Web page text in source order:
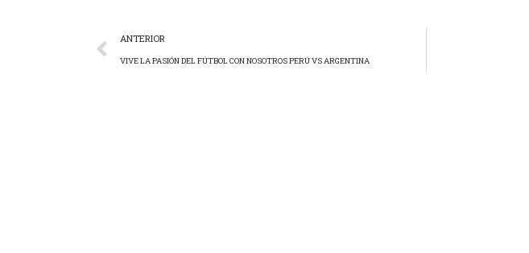
ANTERIOR
VIVE LA PASIÓN DEL FÚTBOL CON NOSOTROS PERÚ VS ARGENTINA